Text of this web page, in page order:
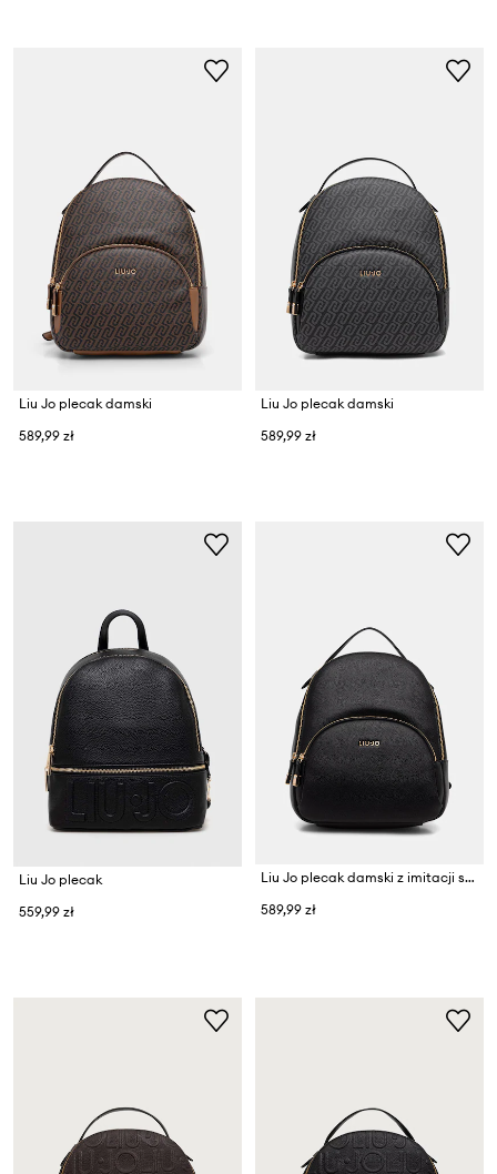
Liu Jo plecak damski
589,99 zł
Liu Jo plecak damski
589,99 zł
Liu Jo plecak
559,99 zł
Liu Jo plecak damski z imitacji skóry
589,99 zł